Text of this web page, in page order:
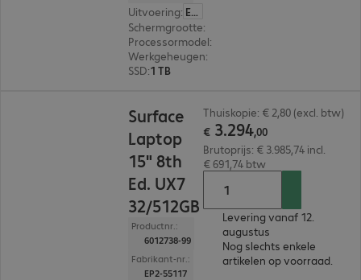
Uitvoering: Europa
Schermgrootte:
Processormodel:
Werkgeheugen:
SSD:1 TB
Surface
Laptop
15" 8th
Ed. UX7
32/512GB
Productnr.:
6012738-99
Fabrikant-nr.:
EP2-55117
Thuiskopie: € 2,80 (excl. btw)
€ 3.294,00
Brutoprijs: € 3.985,74 incl.
€ 691,74 btw
Levering vanaf 12.
augustus
Nog slechts enkele
artikelen op voorraad.